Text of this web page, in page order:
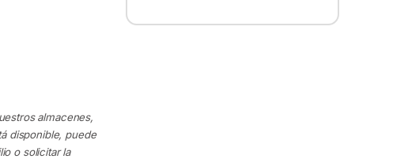
almacenes,
disponible, puede
o solicitar la